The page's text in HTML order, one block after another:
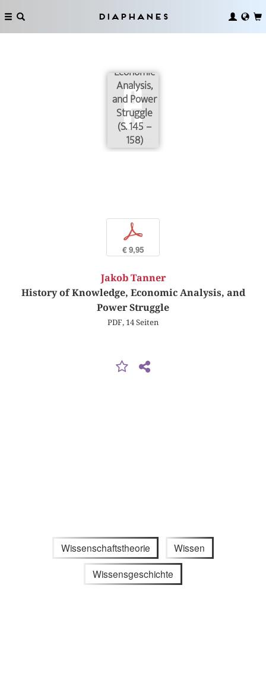
Diaphanes
Economic
Analysis,
and Power
Struggle
(S. 145 –
158)
p
€ 9,95
Jakob Tanner
History of Knowledge, Economic Analysis, and
Power Struggle
PDF, 14 Seiten
Wissenschaftstheorie Wissen
Wissensgeschichte